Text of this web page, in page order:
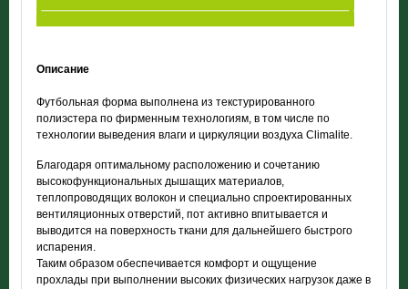
Описание
Футбольная форма выполнена из текстурированного
полиэстера по фирменным технологиям, в том числе по
технологии выведения влаги и циркуляции воздуха Climalite.
Благодаря оптимальному расположению и сочетанию
высокофункциональных дышащих материалов,
теплопроводящих волокон и специально спроектированных
вентиляционных отверстий, пот активно впитывается и
выводится на поверхность ткани для дальнейшего быстрого
испарения.
Таким образом обеспечивается комфорт и ощущение
прохлады при выполнении высоких физических нагрузок даже в